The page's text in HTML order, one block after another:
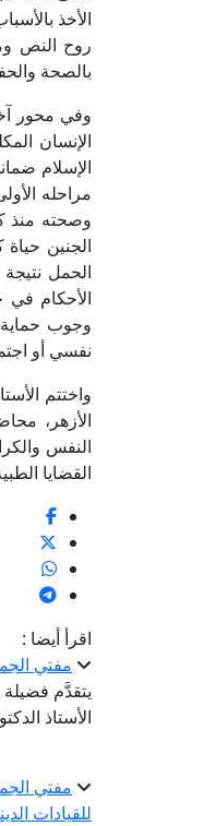
الأخذ
روح النص
بالصحة
وفي محور
الإنسان
الإسلام
مراحله
وصحته منذ
الجنين
الحمل
الأحكام في
وجوب حماية
نفسي أو
واختتم
الأزهر،
النفس
القضايا
اقرأ أيضا :
مفتي
يتقدَّم
الأستاذ
مفتي
للقيادات